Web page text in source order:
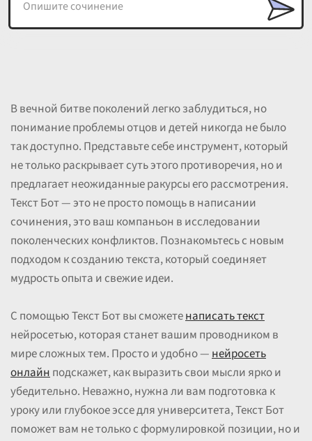
В вечной битве поколений легко заблудиться, но
понимание проблемы отцов и детей никогда не было
так доступно. Представьте себе инструмент, который
не только раскрывает суть этого противоречия, но и
предлагает неожиданные ракурсы его рассмотрения.
Текст Бот — это не просто помощь в написании
сочинения, это ваш компаньон в исследовании
поколенческих конфликтов. Познакомьтесь с новым
подходом к созданию текста, который соединяет
мудрость опыта и свежие идеи.
С помощью Текст Бот вы сможетенаписать текст
нейросетью, которая станет вашим проводником в
мире сложных тем. Просто и удобно —нейросеть
онлайнподскажет, как выразить свои мысли ярко и
убедительно. Неважно, нужна ли вам подготовка к
уроку или глубокое эссе для университета, Текст Бот
поможет вам не только с формулировкой позиции, но и